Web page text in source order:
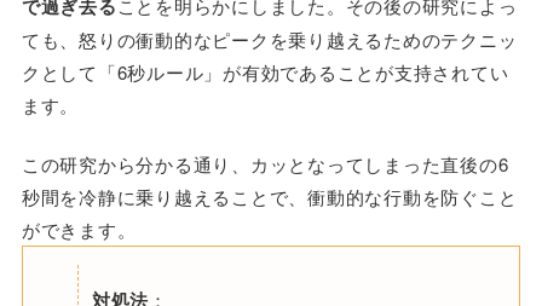
で過ぎ去ることを明らかにしました。その後の研究によっ
ても、怒りの衝動的なピークを乗り越えるためのテクニッ
クとして「6秒ルール」が有効であることが支持されてい
ます。
この研究から分かる通り、カッとなってしまった直後の6
秒間を冷静に乗り越えることで、衝動的な行動を防ぐこと
ができます。
対処法 ：